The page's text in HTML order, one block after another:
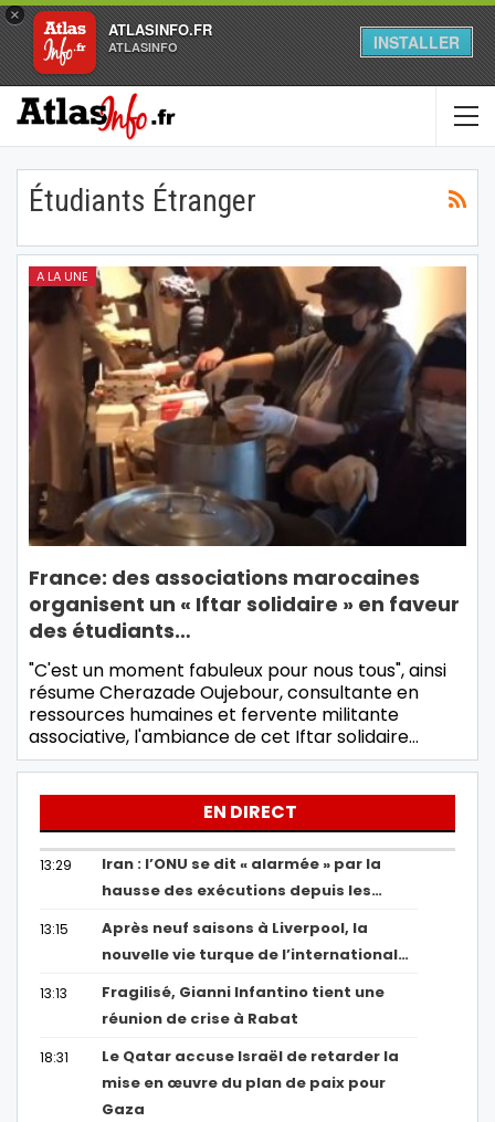
×
ATLASINFO.FR
ATLASINFO INSTALLER
Étudiants Étranger
A LA UNE
France: des associations marocaines
organisent un « Iftar solidaire » en faveur
des étudiants…
"C'est un moment fabuleux pour nous tous", ainsi
résume Cherazade Oujebour, consultante en
ressources humaines et fervente militante
associative, l'ambiance de cet Iftar solidaire…
EN DIRECT
13:29
Iran : l’ONU se dit « alarmée » par la
hausse des exécutions depuis les…
13:15
Après neuf saisons à Liverpool, la
nouvelle vie turque de l’international…
13:13
Fragilisé, Gianni Infantino tient une
réunion de crise à Rabat
18:31
Le Qatar accuse Israël de retarder la
mise en œuvre du plan de paix pour
Gaza